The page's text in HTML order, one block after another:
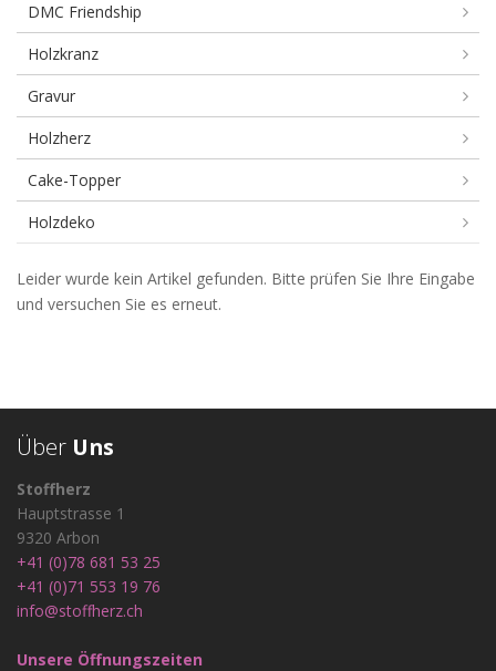
DMC Friendship
Holzkranz
Gravur
Holzherz
Cake-Topper
Holzdeko
Kinderpia
Leider wurde kein Artikel gefunden. Bitte prüfen Sie Ihre Eingabe
und versuchen Sie es erneut.
Über Uns
Stoffherz
Hauptstrasse 1
9320 Arbon
+41 (0)78 681 53 25
+41 (0)71 553 19 76
info@stoffherz.ch
Unsere Öffnungszeiten